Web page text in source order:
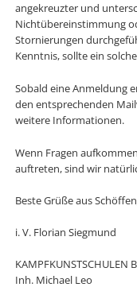
angekreuzter und
Nichtübereinstimmung
Stornierungen
Kenntnis, sollte ein
Sobald eine Anmeldung
den entsprechenden
weitere Informationen.
Wenn Fragen
auftreten, sind wir
Beste Grüße aus
i. V. Florian Siegmund
KAMPFKUNSTSCHULEN
Inh. Michael Leo